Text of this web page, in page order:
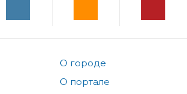
О городе
О портале